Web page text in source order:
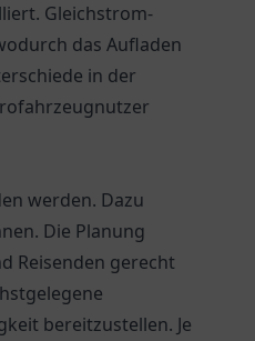
Gleichstrom-
das Aufladen
in der
werden. Dazu
Die Planung
Reisenden gerecht
bereitzustellen. Je